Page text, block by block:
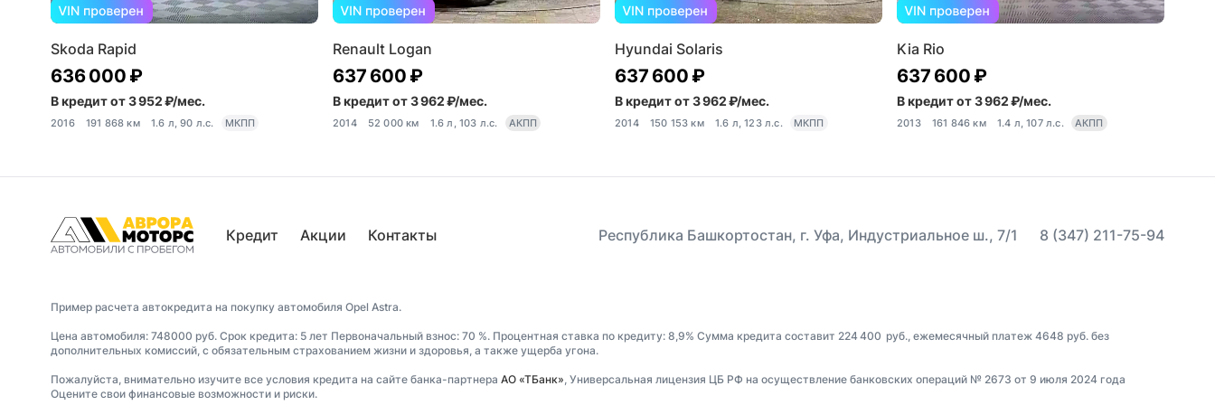
Skoda Rapid
636 000 ₽
В кредит от 3 952 ₽/мес.
2016 191 868 км 1.6 л, 90 л.с. МКПП
Renault Logan
637 600 ₽
В кредит от 3 962 ₽/мес.
2014 52 000 км 1.6 л, 103 л.с. АКПП
Hyundai Solaris
637 600 ₽
В кредит от 3 962 ₽/мес.
2014 150 153 км 1.6 л, 123 л.с. МКПП
Kia Rio
637 600 ₽
В кредит от 3 962 ₽/мес.
2013 161 846 км 1.4 л, 107 л.с. АКПП
Кредит Акции Контакты Республика Башкортостан, г. Уфа, Индустриальное ш., 7/1 8 (347) 211-75-94
Пример расчета автокредита на покупку автомобиля Opel Astra.
Цена автомобиля: 748000 руб. Срок кредита: 5 лет Первоначальный взнос: 70 %. Процентная ставка по кредиту: 8,9% Сумма кредита составит 224 400 руб., ежемесячный платеж 4648 руб. без
дополнительных комиссий, с обязательным страхованием жизни и здоровья, а также ущерба угона.
Пожалуйста, внимательно изучите все условия кредита на сайте банка-партнера АО «ТБанк» , Универсальная лицензия ЦБ РФ на осуществление банковских операций № 2673 от 9 июля 2024 года
Оцените свои финансовые возможности и риски.